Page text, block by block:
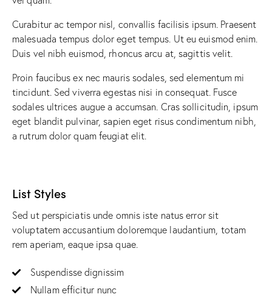
Curabitur ac tempor nisl, convallis facilisis ipsum. Praesent
malesuada tempus dolor eget tempus. Ut eu euismod enim.
Duis vel nibh euismod, rhoncus arcu at, sagittis velit.
Proin faucibus ex nec mauris sodales, sed elementum mi
tincidunt. Sed viverra egestas nisi in consequat. Fusce
sodales ultrices augue a accumsan. Cras sollicitudin, ipsum
eget blandit pulvinar, sapien eget risus condimentum nibh,
a rutrum dolor quam feugiat elit.
List Styles
Sed ut perspiciatis unde omnis iste natus error sit
voluptatem accusantium doloremque laudantium, totam
rem aperiam, eaque ipsa quae.
Suspendisse dignissim
Nullam efficitur nunc